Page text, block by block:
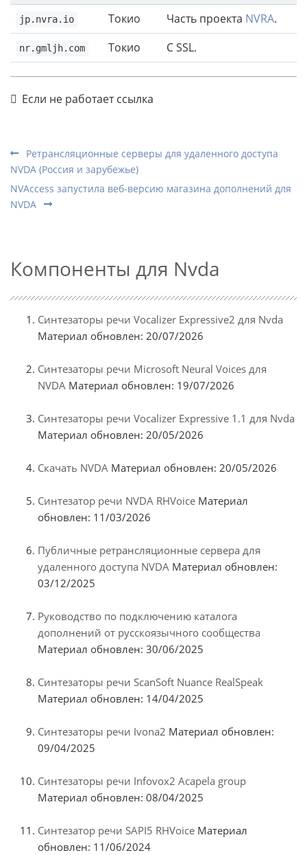
jp.nvra.io Токио Часть проекта NVRA.
nr.gmljh.com Токио С SSL.
Если не работает ссылка
Ретрансляционные серверы для удаленного доступа
NVDA (Россия и зарубежье)
NVAccess запустила веб-версию магазина дополнений для
NVDA
Компоненты для Nvda
Синтезаторы речи Vocalizer Expressive2 для Nvda
Материал обновлен: 20/07/2026
Синтезаторы речи Microsoft Neural Voices для
NVDA Материал обновлен: 19/07/2026
Синтезаторы речи Vocalizer Expressive 1.1 для Nvda
Материал обновлен: 20/05/2026
Скачать NVDA Материал обновлен: 20/05/2026
Синтезатор речи NVDA RHVoice Материал
обновлен: 11/03/2026
Публичные ретрансляционные сервера для
удаленного доступа NVDA Материал обновлен:
03/12/2025
Руководство по подключению каталога
дополнений от русскоязычного сообщества
Материал обновлен: 30/06/2025
Синтезаторы речи ScanSoft Nuance RealSpeak
Материал обновлен: 14/04/2025
Синтезаторы речи Ivona2 Материал обновлен:
09/04/2025
Синтезаторы речи Infovox2 Acapela group
Материал обновлен: 08/04/2025
Синтезатор речи SAPI5 RHVoice Материал
обновлен: 11/06/2024